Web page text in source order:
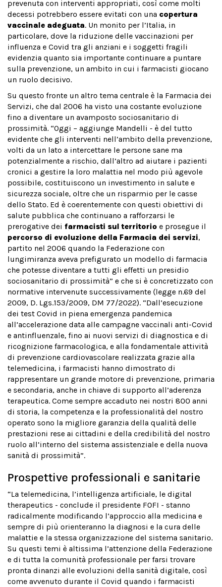
prevenuta con interventi appropriati, così come molti
decessi potrebbero essere evitati con una copertura
vaccinale adeguata. Un monito per l’Italia, in
particolare, dove la riduzione delle vaccinazioni per
influenza e Covid tra gli anziani e i soggetti fragili
evidenzia quanto sia importante continuare a puntare
sulla prevenzione, un ambito in cui i farmacisti giocano
un ruolo decisivo.
Su questo fronte un altro tema centrale è la Farmacia dei
Servizi, che dal 2006 ha visto una costante evoluzione
fino a diventare un avamposto sociosanitario di
prossimità. “Oggi – aggiunge Mandelli - è del tutto
evidente che gli interventi nell’ambito della prevenzione,
volti da un lato a intercettare le persone sane ma
potenzialmente a rischio, dall’altro ad aiutare i pazienti
cronici a gestire la loro malattia nel modo più agevole
possibile, costituiscono un investimento in salute e
sicurezza sociale, oltre che un risparmio per le casse
dello Stato. Ed è coerentemente con questi obiettivi di
salute pubblica che continuano a rafforzarsi le
prerogative dei farmacisti sul territorio e prosegue il
percorso di evoluzione della Farmacia dei servizi,
partito nel 2006 quando la Federazione con
lungimiranza aveva prefigurato un modello di farmacia
che potesse diventare a tutti gli effetti un presidio
sociosanitario di prossimità” e che si è concretizzato con
normative intervenute successivamente (legge n.69 del
2009, D. Lgs.153/2009, DM 77/2022). “Dall’esecuzione
dei test Covid in piena emergenza pandemica
all’accelerazione data alle campagne vaccinali anti-Covid
e antinfluenzale, fino ai nuovi servizi di diagnostica e di
ricognizione farmacologica, e alla fondamentale attività
di prevenzione cardiovascolare realizzata grazie alla
telemedicina, i farmacisti hanno dimostrato di
rappresentare un grande motore di prevenzione, primaria
e secondaria, anche in chiave di supporto all’aderenza
terapeutica. Come sempre accaduto nei nostri 800 anni
di storia, la competenza e la professionalità del nostro
operato sono la migliore garanzia della qualità delle
prestazioni rese ai cittadini e della credibilità del nostro
ruolo all’interno del sistema assistenziale e della nuova
sanità di prossimità”.
Prospettive professionali e sanitarie
“La telemedicina, l’intelligenza artificiale, le digital
therapeutics - conclude il presidente FOFI - stanno
radicalmente modificando l’approccio alla medicina e
sempre di più orienteranno la diagnosi e la cura delle
malattie e la stessa organizzazione del sistema sanitario.
Su questi temi è altissima l’attenzione della Federazione
e di tutta la comunità professionale per farsi trovare
pronta dinanzi alle evoluzioni della sanità digitale, così
come avvenuto durante il Covid quando i farmacisti